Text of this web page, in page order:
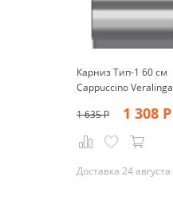
Карниз Тип-1 60 см
Cappuccino Veralinga
1 635Р 1 308 Р
Доставка 24 августа